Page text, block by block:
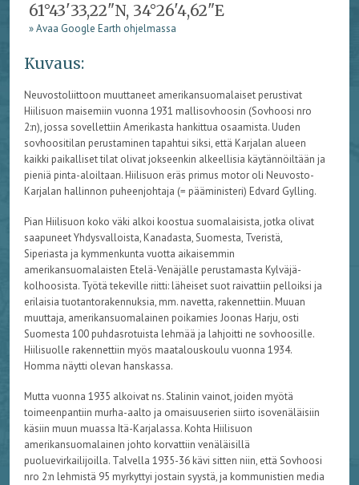
61°43'33,22"N, 34°26'4,62"E
» Avaa Google Earth ohjelmassa
Kuvaus:
Neuvostoliittoon muuttaneet amerikansuomalaiset perustivat
Hiilisuon maisemiin vuonna 1931 mallisovhoosin (Sovhoosi nro
2:n), jossa sovellettiin Amerikasta hankittua osaamista. Uuden
sovhoositilan perustaminen tapahtui siksi, että Karjalan alueen
kaikki paikalliset tilat olivat jokseenkin alkeellisia käytännöiltään ja
pieniä pinta-aloiltaan. Hiilisuon eräs primus motor oli Neuvosto-
Karjalan hallinnon puheenjohtaja (= pääministeri) Edvard Gylling.
Pian Hiilisuon koko väki alkoi koostua suomalaisista, jotka olivat
saapuneet Yhdysvalloista, Kanadasta, Suomesta, Tveristä,
Siperiasta ja kymmenkunta vuotta aikaisemmin
amerikansuomalaisten Etelä-Venäjälle perustamasta Kylväjä-
kolhoosista. Työtä tekeville riitti: läheiset suot raivattiin pelloiksi ja
erilaisia tuotantorakennuksia, mm. navetta, rakennettiin. Muuan
muuttaja, amerikansuomalainen poikamies Joonas Harju, osti
Suomesta 100 puhdasrotuista lehmää ja lahjoitti ne sovhoosille.
Hiilisuolle rakennettiin myös maatalouskoulu vuonna 1934.
Homma näytti olevan hanskassa.
Mutta vuonna 1935 alkoivat ns. Stalinin vainot, joiden myötä
toimeenpantiin murha-aalto ja omaisuuserien siirto isovenäläisiin
käsiin muun muassa Itä-Karjalassa. Kohta Hiilisuon
amerikansuomalainen johto korvattiin venäläisillä
puoluevirkailijoilla. Talvella 1935-36 kävi sitten niin, että Sovhoosi
nro 2:n lehmistä 95 myrkyttyi jostain syystä, ja kommunistien media